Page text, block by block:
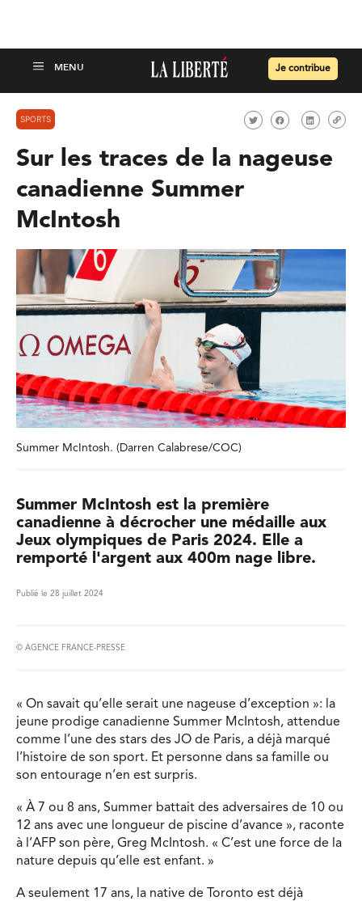
Je contribue
SPORTS
Sur les traces de la nageuse
canadienne Summer
McIntosh
Summer McIntosh. (Darren Calabrese/COC)
Summer McIntosh est la première
canadienne à décrocher une médaille aux
Jeux olympiques de Paris 2024. Elle a
remporté l'argent aux 400m nage libre.
Publié le 28 juillet 2024
© AGENCE FRANCE-PRESSE
« On savait qu’elle serait une nageuse d’exception »: la
jeune prodige canadienne Summer McIntosh, attendue
comme l’une des stars des JO de Paris, a déjà marqué
l’histoire de son sport. Et personne dans sa famille ou
son entourage n’en est surpris.
« À 7 ou 8 ans, Summer battait des adversaires de 10 ou
12 ans avec une longueur de piscine d’avance », raconte
à l’AFP son père, Greg McIntosh. « C’est une force de la
nature depuis qu’elle est enfant. »
A seulement 17 ans, la native de Toronto est déjà